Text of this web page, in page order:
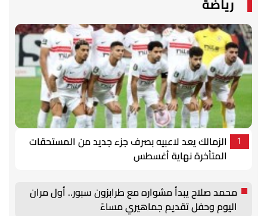
1
الزمالك يعد لاعبيه بصرف جزء جديد من المستحقات
المتأخرة نهاية أغسطس
محمد صلاح يبدأ مشواره مع طرابزون سبور.. أول مران
اليوم وحفل تقديم جماهيري مساءً